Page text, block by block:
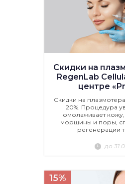
Скидки на
RegenLab
центре
Скидки на
20%. Процедура
омолаживает
морщины и поры,
регенерации
до
15%